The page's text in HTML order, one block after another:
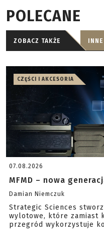
POLECANE
ZOBACZ TAKŻE
CZĘŚCI I AKCESORIA
07.08.2026
MFMD – nowa
Damian Niemczuk
Strategic Sciences
wylotowe, które zamiast
przegród wykorzystuje